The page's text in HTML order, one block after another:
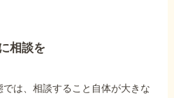
相談を
は、相談すること自体が大きな